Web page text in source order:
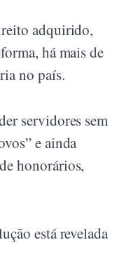
adquirido,
há mais de
no país.
servidores sem
e ainda
honorários,
está revelada